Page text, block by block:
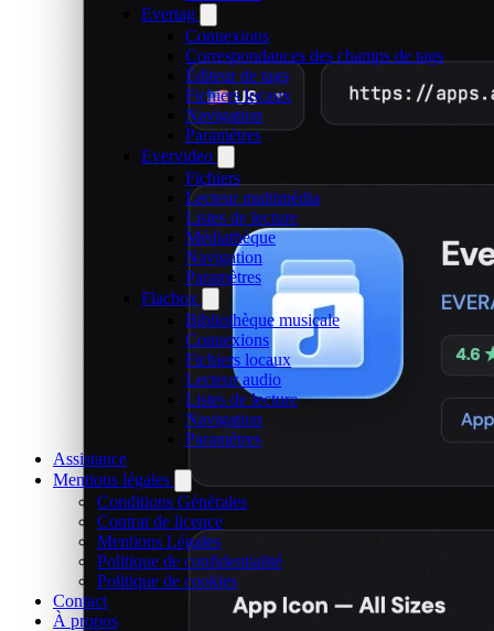
Evertag
Connexions
Correspondances des champs de tags
Éditeur de tags
Fichiers locaux
Navigation
Paramètres
Evervideo
Fichiers
Lecteur multimédia
Listes de lecture
Médiathèque
Navigation
Paramètres
Flacbox
Bibliothèque musicale
Connexions
Fichiers locaux
Lecteur audio
Listes de lecture
Navigation
Paramètres
Assistance
Mentions légales
Conditions Générales
Contrat de licence
Mentions Légales
Politique de confidentialité
Politique de cookies
Contact
À propos